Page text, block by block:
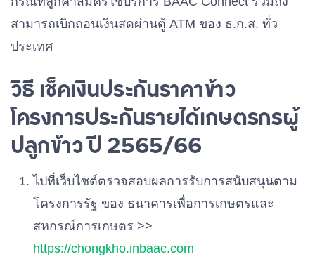
สามารถเบิกถอนเงินสดผ่านตู้ ATM ของ ธ.ก.ส. ทั่ว
ประเทศ
วิธี เช็คเงินประกันราคาข้าว
โครงการประกันรายได้เกษตรกรผู้
ปลูกข้าว ปี 2565/66
ไปที่เว็บไซต์ตรวจสอบผลการรับการสนับสนุนตาม
โครงการรัฐ ของ ธนาคารเพื่อการเกษตรและ
สหกรณ์การเกษตร >>
https://chongkho.inbaac.com